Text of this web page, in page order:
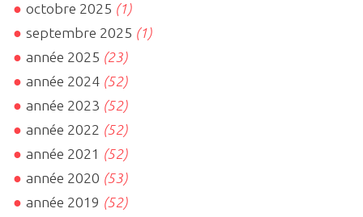
octobre 2025 (1)
septembre 2025 (1)
année 2025 (23)
année 2024 (52)
année 2023 (52)
année 2022 (52)
année 2021 (52)
année 2020 (53)
année 2019 (52)